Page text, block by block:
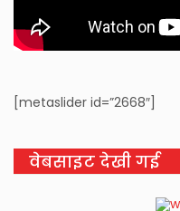
[metaslider id=”2668″]
वेबसाइट देखी गई